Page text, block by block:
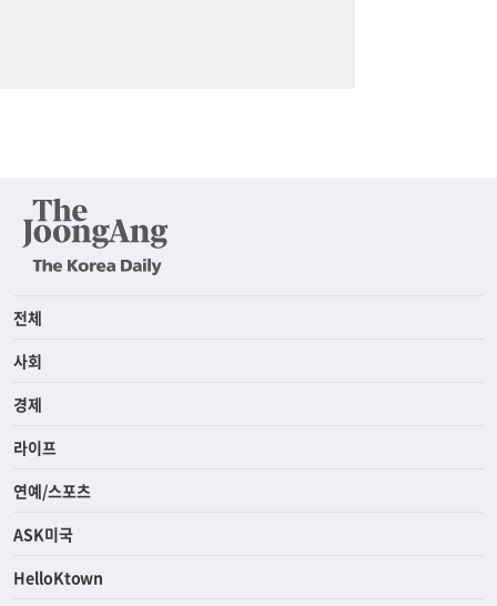
전체
사회
경제
라이프
연예/스포츠
ASK미국
HelloKtown